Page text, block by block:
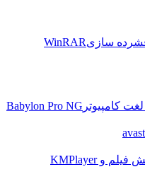
سازی WinRAR
Babylon Pro NG
وKMPlayer